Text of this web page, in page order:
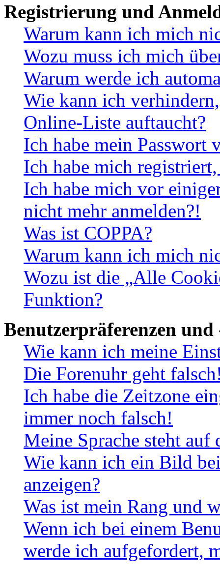
Registrierung und
Warum kann ich mich
Wozu muss ich mich
Warum werde ich
Wie kann ich
Online-Liste auftaucht?
Ich habe mein Passwort
Ich habe mich
Ich habe mich vor
nicht mehr anmelden?!
Was ist COPPA?
Warum kann ich mich
Wozu ist die „Alle
Funktion?
Benutzerpräferenzen und
Wie kann ich meine
Die Forenuhr geht
Ich habe die Zeitzone
immer noch falsch!
Meine Sprache steht
Wie kann ich ein Bild
anzeigen?
Was ist mein Rang und
Wenn ich bei einem
werde ich aufgefordert,